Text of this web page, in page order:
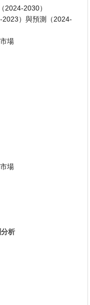
2024-2030）
）與預測（2024-
場
場
析